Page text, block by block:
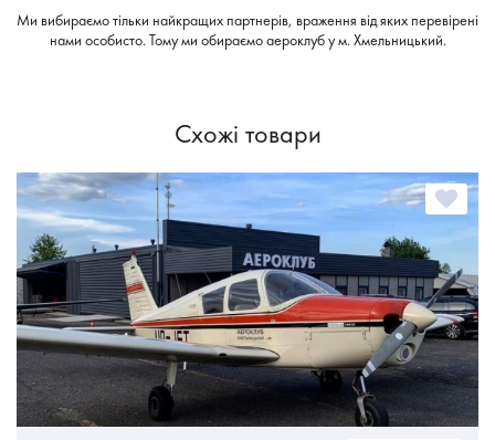
Ми вибираємо тільки найкращих партнерів, враження від яких перевірені
нами особисто. Тому ми обираємо аероклуб у м. Хмельницький.
Схожі товари